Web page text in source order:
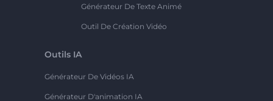
Générateur De Texte Animé
Outil De Création Vidéo
Outils IA
Générateur De Vidéos IA
Générateur D'animation IA